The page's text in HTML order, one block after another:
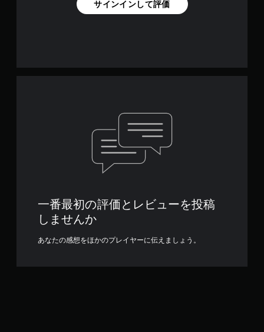
サインインして評価
一番最初の評価とレビューを投稿
しませんか
あなたの感想をほかのプレイヤーに伝えましょう。